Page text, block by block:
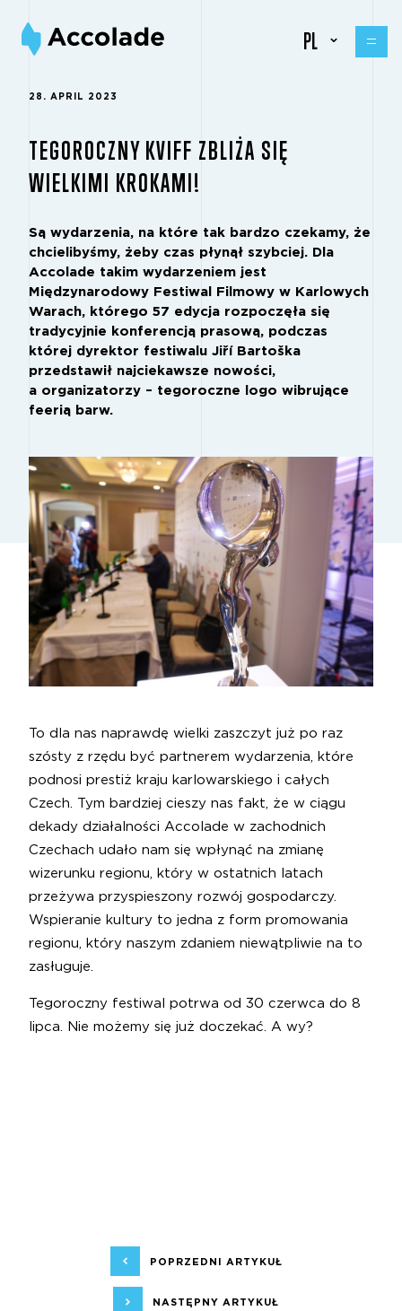
PL
28. APRIL 2023
TEGOROCZNY KVIFF ZBLIŻA SIĘ
WIELKIMI KROKAMI!
Są wydarzenia, na które tak bardzo czekamy, że
chcielibyśmy, żeby czas płynął szybciej. Dla
Accolade takim wydarzeniem jest
Międzynarodowy Festiwal Filmowy w Karlowych
Warach, którego 57 edycja rozpoczęła się
tradycyjnie konferencją prasową, podczas
której dyrektor festiwalu Jiří Bartoška
przedstawił najciekawsze nowości,
a organizatorzy – tegoroczne logo wibrujące
feerią barw.
To dla nas naprawdę wielki zaszczyt już po raz
szósty z rzędu być partnerem wydarzenia, które
podnosi prestiż kraju karlowarskiego i całych
Czech. Tym bardziej cieszy nas fakt, że w ciągu
dekady działalności Accolade w zachodnich
Czechach udało nam się wpłynąć na zmianę
wizerunku regionu, który w ostatnich latach
przeżywa przyspieszony rozwój gospodarczy.
Wspieranie kultury to jedna z form promowania
regionu, który naszym zdaniem niewątpliwie na to
zasługuje.
Tegoroczny festiwal potrwa od 30 czerwca do 8
lipca. Nie możemy się już doczekać. A wy?
POPRZEDNI ARTYKUŁ
NASTĘPNY ARTYKUŁ